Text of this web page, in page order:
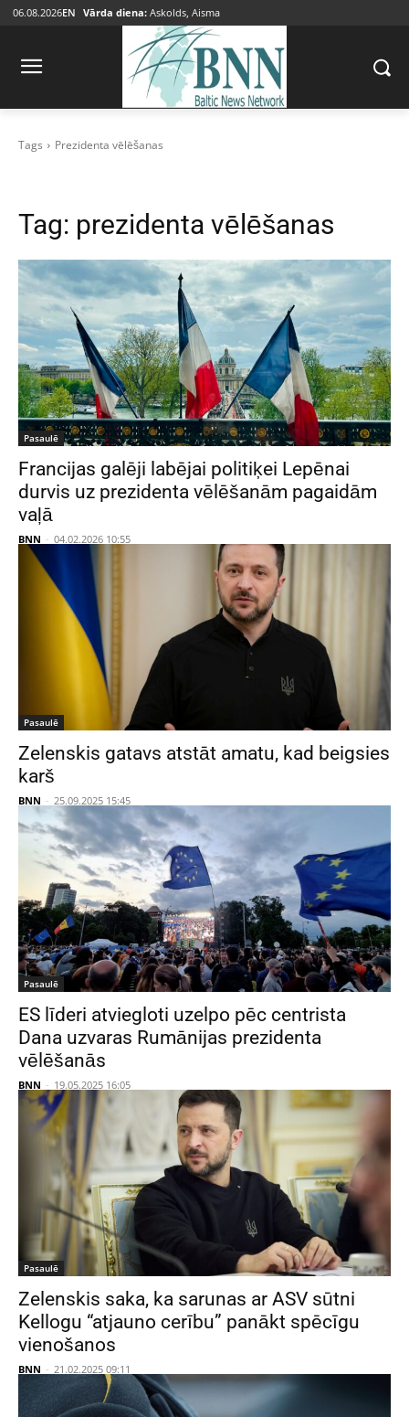
06.08.2026EN Vārda diena: Askolds, Aisma
Tags Prezidenta vēlēšanas
Tag: prezidenta vēlēšanas
Pasaulē
Francijas galēji labējai politiķei Lepēnai
durvis uz prezidenta vēlēšanām pagaidām
vaļā
BNN - 04.02.2026 10:55
Pasaulē
Zelenskis gatavs atstāt amatu, kad beigsies
karš
BNN - 25.09.2025 15:45
Pasaulē
ES līderi atviegloti uzelpo pēc centrista
Dana uzvaras Rumānijas prezidenta
vēlēšanās
BNN - 19.05.2025 16:05
Pasaulē
Zelenskis saka, ka sarunas ar ASV sūtni
Kellogu “atjauno cerību” panākt spēcīgu
vienošanos
BNN - 21.02.2025 09:11